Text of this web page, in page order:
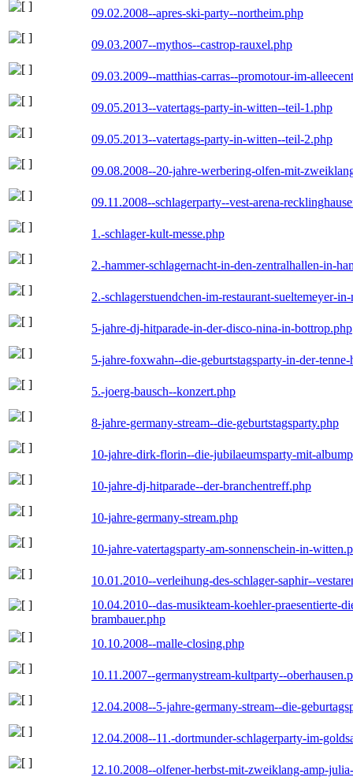
09.02.2008--apres-ski-party--northeim.php
09.03.2007--mythos--castrop-rauxel.php
09.03.2009--matthias-carras--promotour-im-
09.05.2013--vatertags-party-in-witten--teil-1.php
09.05.2013--vatertags-party-in-witten--teil-2.php
09.08.2008--20-jahre-werbering-olfen-mit-
09.11.2008--schlagerparty--vest-arena-
1.-schlager-kult-messe.php
2.-hammer-schlagernacht-in-den-zentralhallen-in-
2.-schlagerstuendchen-im-restaurant-sueltemeyer-
5-jahre-dj-hitparade-in-der-disco-nina-in-bottrop.php
5-jahre-foxwahn--die-geburtstagsparty-in-der-tenne-
5.-joerg-bausch--konzert.php
8-jahre-germany-stream--die-geburtstagsparty.php
10-jahre-dirk-florin--die-jubilaeumsparty-mit-
10-jahre-dj-hitparade--der-branchentreff.php
10-jahre-germany-stream.php
10-jahre-vatertagsparty-am-sonnenschein-in-
10.01.2010--verleihung-des-schlager-saphir--
10.04.2010--das-musikteam-koehler-praesentierte-
brambauer.php
10.10.2008--malle-closing.php
10.11.2007--germanystream-kultparty--
12.04.2008--5-jahre-germany-stream--die-
12.04.2008--11.-dortmunder-schlagerparty-im-
12.10.2008--olfener-herbst-mit-zweiklang-amp-